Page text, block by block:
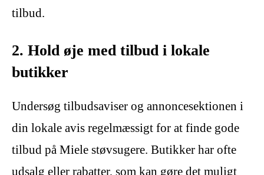
tilbud.
2. Hold øje med tilbud i lokale
butikker
Undersøg tilbudsaviser og annoncesektionen i
din lokale avis regelmæssigt for at finde gode
tilbud på Miele støvsugere. Butikker har ofte
udsalg eller rabatter, som kan gøre det muligt